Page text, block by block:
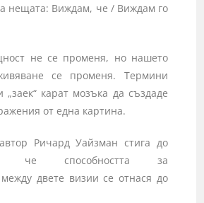
нещата: Виждам, че / Виждам го
не се променя, но нашето
се променя. Термини
„заек“ карат мозъка да създаде
от една картина.
Ричард Уайзман стига до
че способността за
двете визии се отнася до